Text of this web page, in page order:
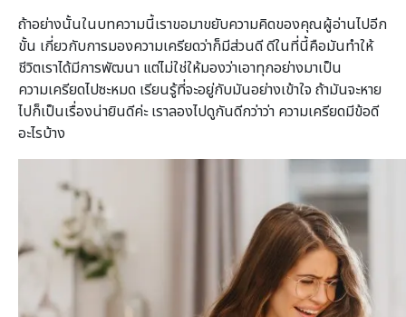
ถ้าอย่างนั้นในบทความนี้เราขอมาขยับความคิดของคุณผู้อ่านไปอีก
ขั้น เกี่ยวกับการมองความเครียดว่าก็มีส่วนดี ดีในที่นี้คือมันทำให้
ชีวิตเราได้มีการพัฒนา แต่ไม่ใช่ให้มองว่าเอาทุกอย่างมาเป็น
ความเครียดไปซะหมด เรียนรู้ที่จะอยู่กับมันอย่างเข้าใจ ถ้ามันจะหาย
ไปก็เป็นเรื่องน่ายินดีค่ะ เราลองไปดูกันดีกว่าว่า ความเครียดมีข้อดี
อะไรบ้าง